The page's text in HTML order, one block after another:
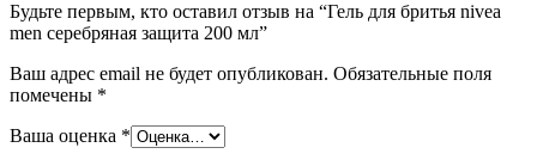
Будьте первым, кто оставил отзыв на “Гель для бритья nivea
men серебряная защита 200 мл”
Ваш адрес email не будет опубликован. Обязательные поля
помечены *
Ваша оценка *